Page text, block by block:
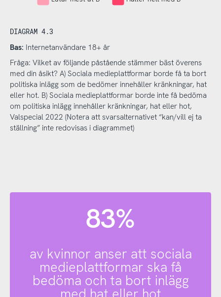
DIAGRAM 4.3
Bas: Internetanvändare 18+ år
Fråga: Vilket av följande påstående stämmer bäst överens
med din åsikt? A) Sociala medieplattformar borde få ta bort
politiska inlägg som de bedömer innehåller kränkningar, hat
eller hot. B) Sociala medieplattformar borde inte få bedöma
om politiska inlägg innehåller kränkningar, hat eller hot,
Valspecial 2022 (Notera att svarsalternativet “kan/vill ej ta
ställning” inte redovisas i diagrammet)
83%
av kvinnor anser att sociala
medieplattformar ska få
bedöma och ta bort inlägg